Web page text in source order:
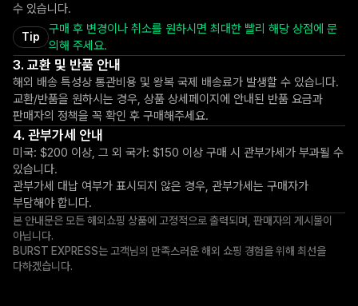
수 있습니다.
Tip
구매 후 변경이나 취소를 원하시면 최대한 빨리 해당 상점에 문
의해 주세요.
교환 및 반품 안내
해외 배송 특성상 통관비용 및 왕복 국제 배송료가 발생할 수 있습니다.
교환/반품을 원하시는 경우, 상품 상세페이지에 안내된 반품 요금과
판매자의 정책을 꼭 확인 후 구매해주세요.
관부가세 안내
미국: $200 이상, 그 외 국가: $150 이상 구매 시 관부가세가 부과될 수
있습니다.
관부가세 대납 여부가 표시되지 않은 경우, 관부가세는 구매자가
부담해야 합니다.
본 안내문은 모든 해외쇼핑 상품에 고정적으로 출력되며, 판매자의 게시물이
아닙니다.
BURST EXPRESS는 고객님의 만족스러운 해외 쇼핑 경험을 위해 최선을
다하겠습니다.